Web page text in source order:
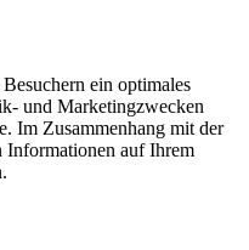
ein optimales
und Marketingzwecken
Im Zusammenhang mit der
Informationen auf Ihrem